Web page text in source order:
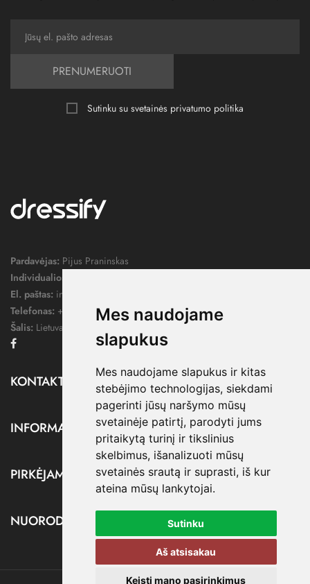
Mes naudojame
slapukus
Mes naudojame slapukus ir kitas
stebėjimo technologijas, siekdami
pagerinti jūsų naršymo mūsų
svetainėje patirtį, parodyti jums
pritaikytą turinį ir tikslinius
skelbimus, išanalizuoti mūsų
svetainės srautą ir suprasti, iš kur
ateina mūsų lankytojai.
Sutinku
Aš atsisakau
Keisti mano pasirinkimus
PRENUMERUOTI
Sutinku su svetainės privatumo politika
Pardavėjas: Pijus Praninskas
Individualios veiklos pažymos nr.:
El. paštas: info@dressify.lt
Telefonas: +370 676 78578
Šalis: Lietuva
KONTAKTAI
INFORMACIJA
PIRKĖJAMS
NUORODOS